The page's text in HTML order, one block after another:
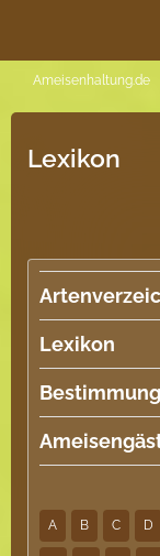
Ameisenhaltung.de
Lexikon
Lexikon
A B C D